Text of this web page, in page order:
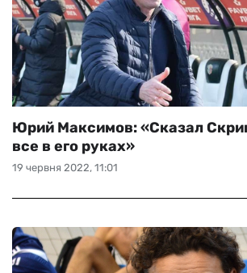
19 червня 2022, 11:01
Юрий Максимов: «Сказал
все в его руках»